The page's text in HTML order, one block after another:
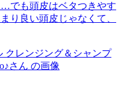
でも頭皮はベタつきやす
り良い頭皮じゃなくて、